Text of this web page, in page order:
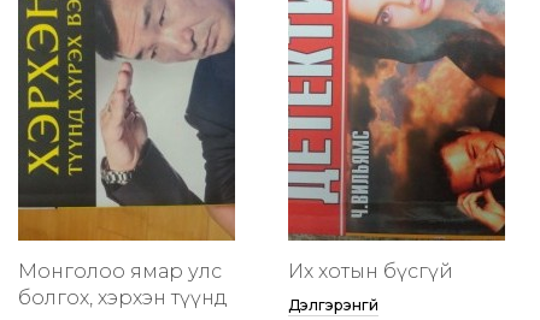
Монголоо ямар улс
болгох, хэрхэн түүнд
Их хотын бүсгүй
Дэлгэрэнгүй